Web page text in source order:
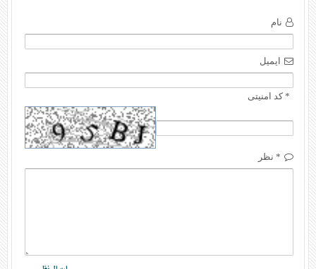
نام
ایمیل
* کد امنیتی
* نظر